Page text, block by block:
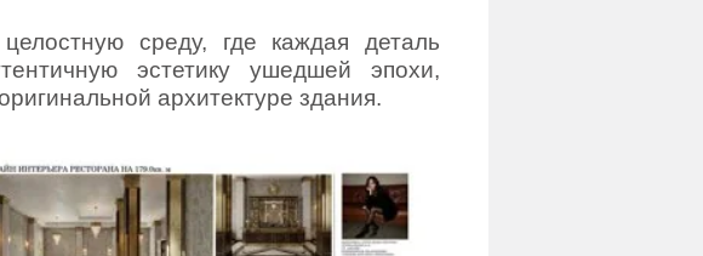
среду, где каждая деталь
эстетику ушедшей эпохи,
архитектуре здания.